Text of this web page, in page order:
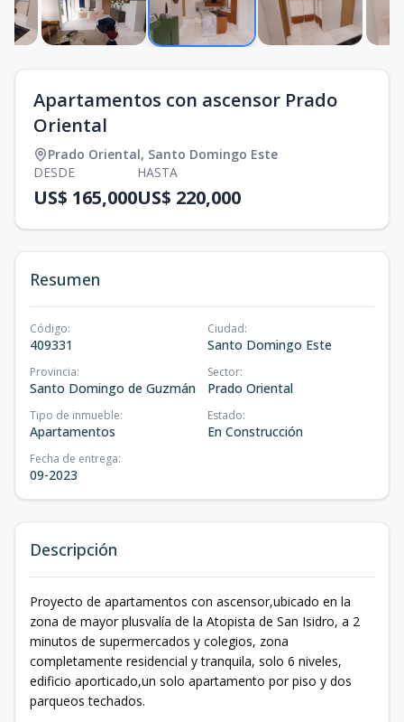
Apartamentos con ascensor Prado
Oriental
Prado Oriental, Santo Domingo Este
DESDE
US$ 165,000
HASTA
US$ 220,000
Resumen
Código:
409331
Ciudad:
Santo Domingo Este
Provincia:
Santo Domingo de Guzmán
Sector:
Prado Oriental
Tipo de inmueble:
Apartamentos
Estado:
En Construcción
Fecha de entrega:
09-2023
Descripción
Proyecto de apartamentos con ascensor,ubicado en la
zona de mayor plusvalía de la Atopista de San Isidro, a 2
minutos de supermercados y colegios, zona
completamente residencial y tranquila, solo 6 niveles,
edificio aporticado,un solo apartamento por piso y dos
parqueos techados.